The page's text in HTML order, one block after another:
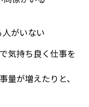
がいない
気持ち良く仕事を
量が増えたりと、